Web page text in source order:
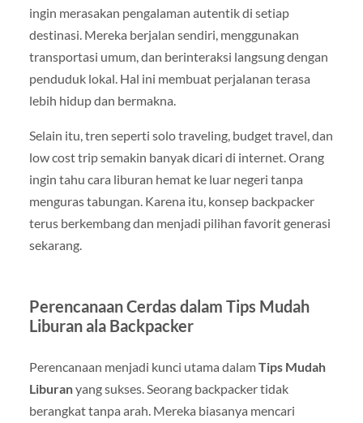
ingin merasakan pengalaman autentik di setiap
destinasi. Mereka berjalan sendiri, menggunakan
transportasi umum, dan berinteraksi langsung dengan
penduduk lokal. Hal ini membuat perjalanan terasa
lebih hidup dan bermakna.
Selain itu, tren seperti solo traveling, budget travel, dan
low cost trip semakin banyak dicari di internet. Orang
ingin tahu cara liburan hemat ke luar negeri tanpa
menguras tabungan. Karena itu, konsep backpacker
terus berkembang dan menjadi pilihan favorit generasi
sekarang.
Perencanaan Cerdas dalam Tips Mudah
Liburan ala Backpacker
Perencanaan menjadi kunci utama dalamTips Mudah
Liburanyang sukses. Seorang backpacker tidak
berangkat tanpa arah. Mereka biasanya mencari